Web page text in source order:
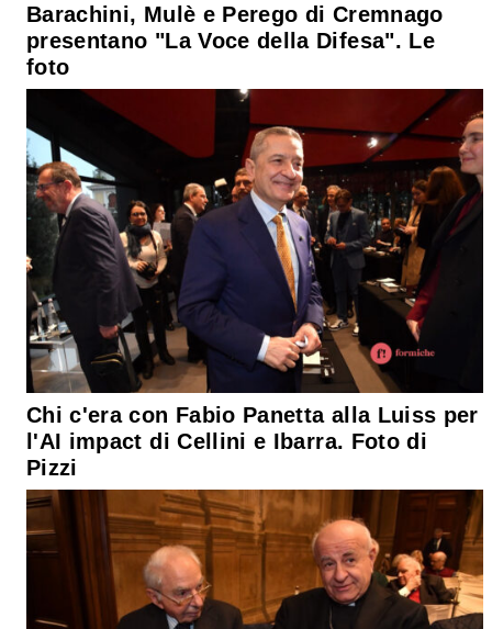
Barachini, Mulè e Perego di Cremnago
presentano "La Voce della Difesa". Le
foto
Chi c'era con Fabio Panetta alla Luiss per
l'AI impact di Cellini e Ibarra. Foto di
Pizzi